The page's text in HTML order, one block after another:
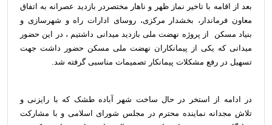
بعد از اقامه با تاخیر نماز ظهر و ناهار مختصردر بازدید عصرانه به اتفاق
معاون فرماندار، بخشدار مرکزی، روسای ادارات راه و شهرسازی و
بنیاد مسکن از پروژه نهضت ملی بازدید میدانی داشتیم ، در این حضور
میدانی که یکی از پیمانکاران نهضت ملی مسکن حضور داشت جهت
تسهیل در رفع مشکلات پیمانکار تصمیمات مناسبی گرفته شد.
در ادامه از استخر در حال ساخت شهر آباده طشک که با رایزنی و
تلاش مجدانه نماینده محترم در مجلس شورای اسلامی و با مشارکت